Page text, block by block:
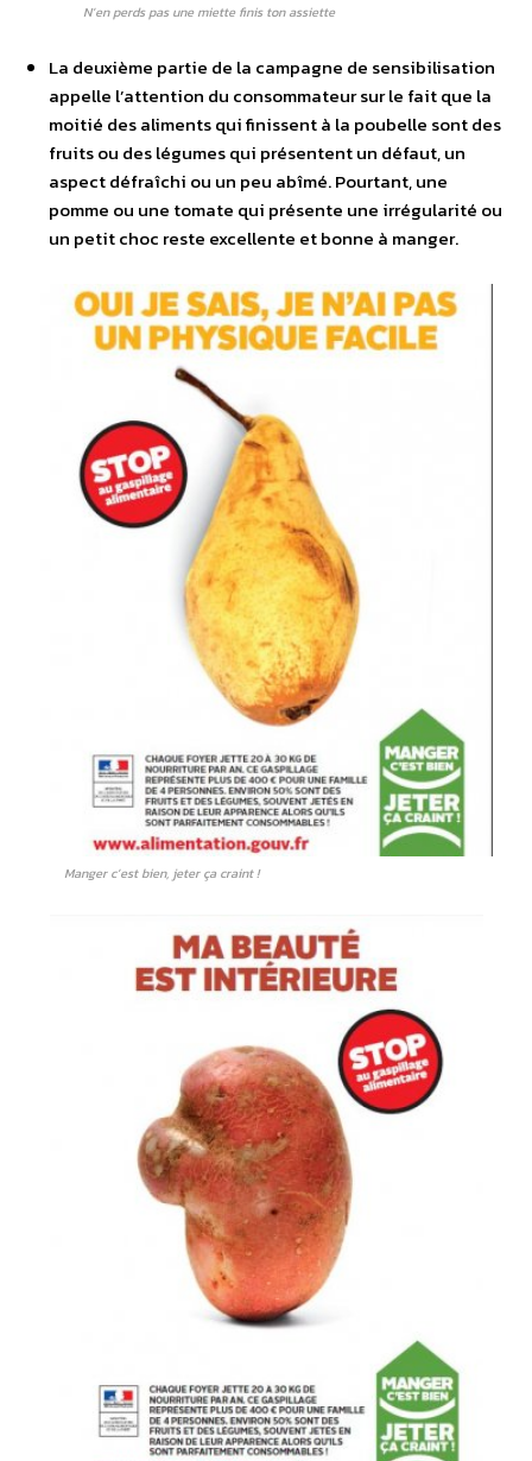
N’en perds pas une miette finis ton assiette
La deuxième partie de la campagne de sensibilisation
appelle l’attention du consommateur sur le fait que la
moitié des aliments qui finissent à la poubelle sont des
fruits ou des légumes qui présentent un défaut, un
aspect défraîchi ou un peu abîmé. Pourtant, une
pomme ou une tomate qui présente une irrégularité ou
un petit choc reste excellente et bonne à manger.
Manger c’est bien, jeter ça craint !